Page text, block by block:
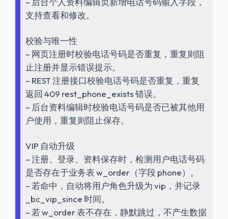
支持查看和修改。
校验与唯一性
– 网页注册时校验电话号码是否重复，重复则阻
止注册并显示错误提示。
– REST 注册接口校验电话号码是否重复，重复
返回 409 rest_phone_exists 错误。
– 后台资料编辑时校验电话号码是否已被其他用
户使用，重复则阻止保存。
VIP 自动升级
– 注册、登录、资料保存时，检测用户电话号码
是否存在于业务表 w_order（字段 phone）。
– 若命中，自动将用户角色升级为 vip，并记录
_bc_vip_since 时间。
– 若 w_order 表不存在，静默跳过，不产生数据